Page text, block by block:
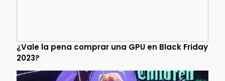
¿Vale la pena comprar una GPU en Black Friday
2023?